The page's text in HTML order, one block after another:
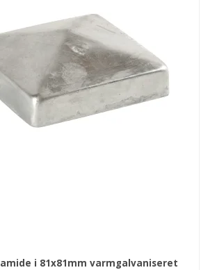
i 81x81mm varmgalvaniseret